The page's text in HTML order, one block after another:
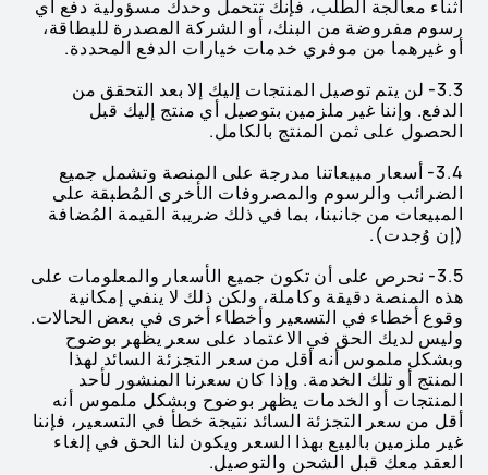
أثناء معالجة الطلب، فإنك تتحمل وحدك مسؤولية دفع أي
رسوم مفروضة من البنك، أو الشركة المصدرة للبطاقة،
أو غيرهما من موفري خدمات خيارات الدفع المحددة.
3.3- لن يتم توصيل المنتجات إليك إلا بعد التحقق من
الدفع. وإننا غير ملزمين بتوصيل أي منتج إليك قبل
الحصول على ثمن المنتج بالكامل.
3.4- أسعار مبيعاتنا مدرجة على المنصة وتشمل جميع
الضرائب والرسوم والمصروفات الأخرى المُطبقة على
المبيعات من جانبنا، بما في ذلك ضريبة القيمة المُضافة
(إن وُجدت).
3.5- نحرص على أن تكون جميع الأسعار والمعلومات على
هذه المنصة دقيقة وكاملة، ولكن ذلك لا ينفي إمكانية
وقوع أخطاء في التسعير وأخطاء أخرى في بعض الحالات.
وليس لديك الحق في الاعتماد على سعر يظهر بوضوح
وبشكل ملموس أنه أقل من سعر التجزئة السائد لهذا
المنتج أو تلك الخدمة. وإذا كان سعرنا المنشور لأحد
المنتجات أو الخدمات يظهر بوضوح وبشكل ملموس أنه
أقل من سعر التجزئة السائد نتيجة خطأ في التسعير، فإننا
غير ملزمين بالبيع بهذا السعر ويكون لنا الحق في إلغاء
العقد معك قبل الشحن والتوصيل.